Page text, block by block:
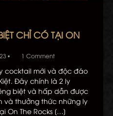
CHỈ CÓ TẠI ON
• 1 Comment
cocktail mới và độc đáo
Đây chính là 2 ly
biệt và hấp dẫn được
và thưởng thức những ly
On The Rocks […]